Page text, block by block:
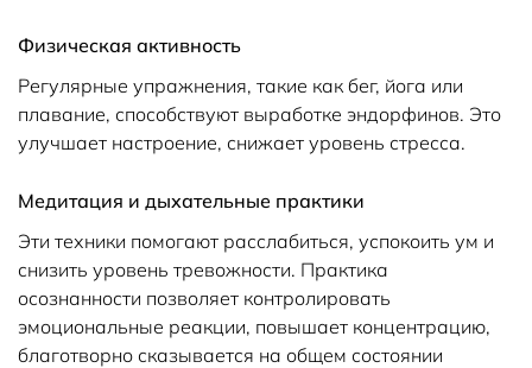
Физическая активность
Регулярные упражнения, такие как бег, йога или
плавание, способствуют выработке эндорфинов. Это
улучшает настроение, снижает уровень стресса.
Медитация и дыхательные практики
Эти техники помогают расслабиться, успокоить ум и
снизить уровень тревожности. Практика
осознанности позволяет контролировать
эмоциональные реакции, повышает концентрацию,
благотворно сказывается на общем состоянии